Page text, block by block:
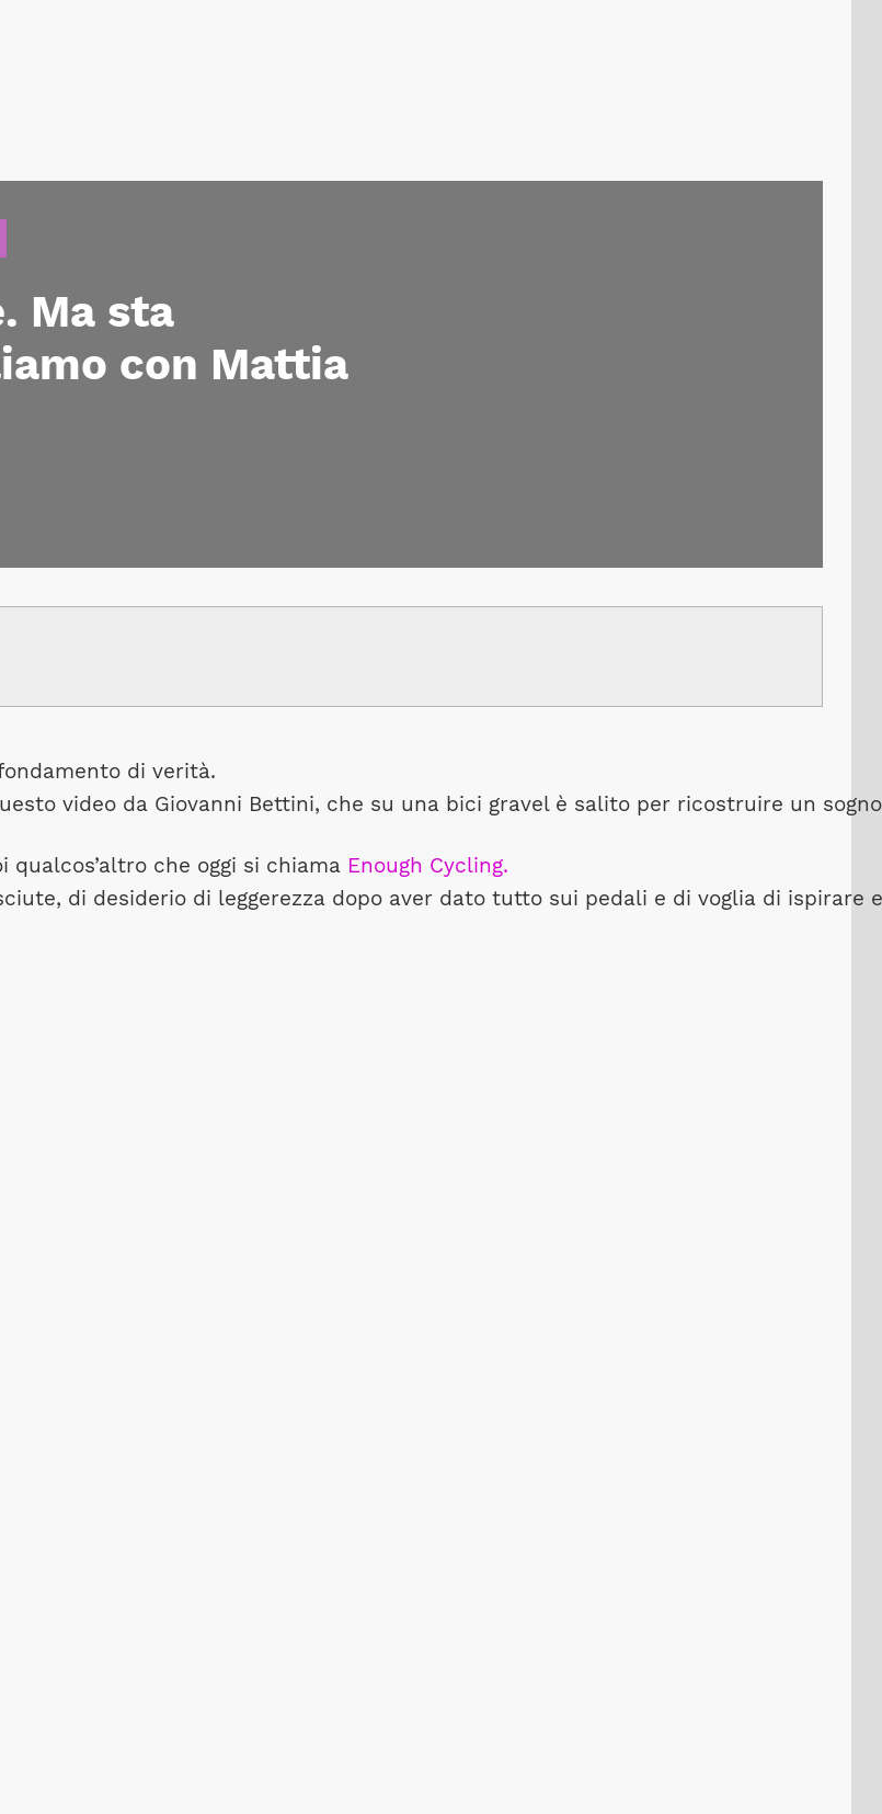
Ma sta
con Mattia
di verità.
video da Giovanni Bettini, che su una bici gravel è salito per ricostruire un
che oggi si chiamaEnough Cycling.
di desiderio di leggerezza dopo aver dato tutto sui pedali e di voglia di ispirare e